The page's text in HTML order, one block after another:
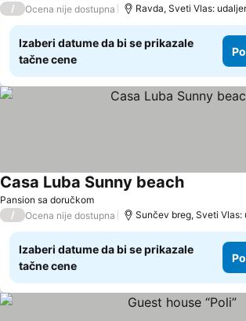
/ Ocena nije dostupna Ravda, Sveti Vlas:
Izaberi datume da bi se prikazale
tačne cene
Pansion sa doručkom
Casa Luba Sunny beachPogledaj
/ Ocena nije dostupna Sunčev breg, Sveti
Izaberi datume da bi se prikazale
tačne cene